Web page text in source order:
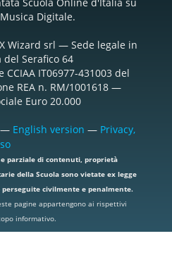
Scuola Online d'Italia su
Digitale.
Wizard srl — Sede legale in
del Serafico 64
CCIAA IT06977-431003 del
REA n. RM/1001618 —
Euro 20.000
English version — Privacy,
parziale di contenuti, proprietà
della Scuola sono vietate ex legge
perseguite civilmente e penalmente.
pagine appartengono ai rispettivi
informativo.